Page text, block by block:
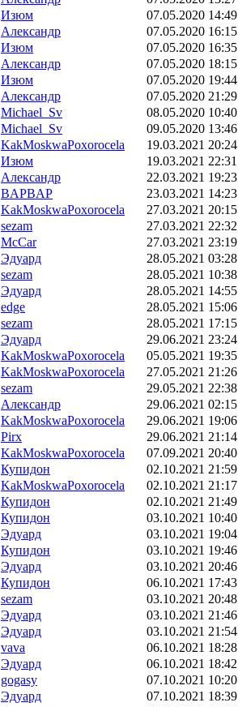
Изюм
07.05.2020 14:49
Александр
07.05.2020 16:15
Изюм
07.05.2020 16:35
Александр
07.05.2020 18:15
Изюм
07.05.2020 19:44
Александр
07.05.2020 21:29
Michael_Sv
08.05.2020 10:40
Michael_Sv
09.05.2020 13:46
KakMoskwaPoxorocela
19.03.2021 20:24
Изюм
19.03.2021 22:31
Александр
22.03.2021 19:23
BAPBAP
23.03.2021 14:23
KakMoskwaPoxorocela
27.03.2021 20:15
sezam
27.03.2021 22:32
McCar
27.03.2021 23:19
Эдуард
28.05.2021 03:28
sezam
28.05.2021 10:38
Эдуард
28.05.2021 14:55
edge
28.05.2021 15:06
sezam
28.05.2021 17:15
Эдуард
29.06.2021 23:24
KakMoskwaPoxorocela
05.05.2021 19:35
KakMoskwaPoxorocela
27.05.2021 21:26
sezam
29.05.2021 22:38
Александр
29.06.2021 02:15
KakMoskwaPoxorocela
29.06.2021 19:06
Pirx
29.06.2021 21:14
KakMoskwaPoxorocela
07.09.2021 20:40
Купидон
02.10.2021 21:59
KakMoskwaPoxorocela
02.10.2021 21:17
Купидон
02.10.2021 21:49
Купидон
03.10.2021 10:40
Эдуард
03.10.2021 19:04
Купидон
03.10.2021 19:46
Эдуард
03.10.2021 20:46
Купидон
06.10.2021 17:43
sezam
03.10.2021 20:48
Эдуард
03.10.2021 21:46
Эдуард
03.10.2021 21:54
vava
06.10.2021 18:28
Эдуард
06.10.2021 18:42
gogasy
07.10.2021 10:20
Эдуард
07.10.2021 18:39